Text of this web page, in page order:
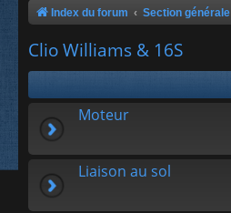
Index du forum Section générale
Clio Williams & 16S
Moteur
Liaison au sol